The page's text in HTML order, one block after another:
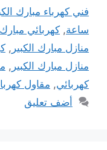
فني كهرباء مبارك
ساعة, كهربائي مبارك
منازل مبارك الكبير ,
منازل مبارك الكبير ,
كهربائي, مقاول
أضف تعليق